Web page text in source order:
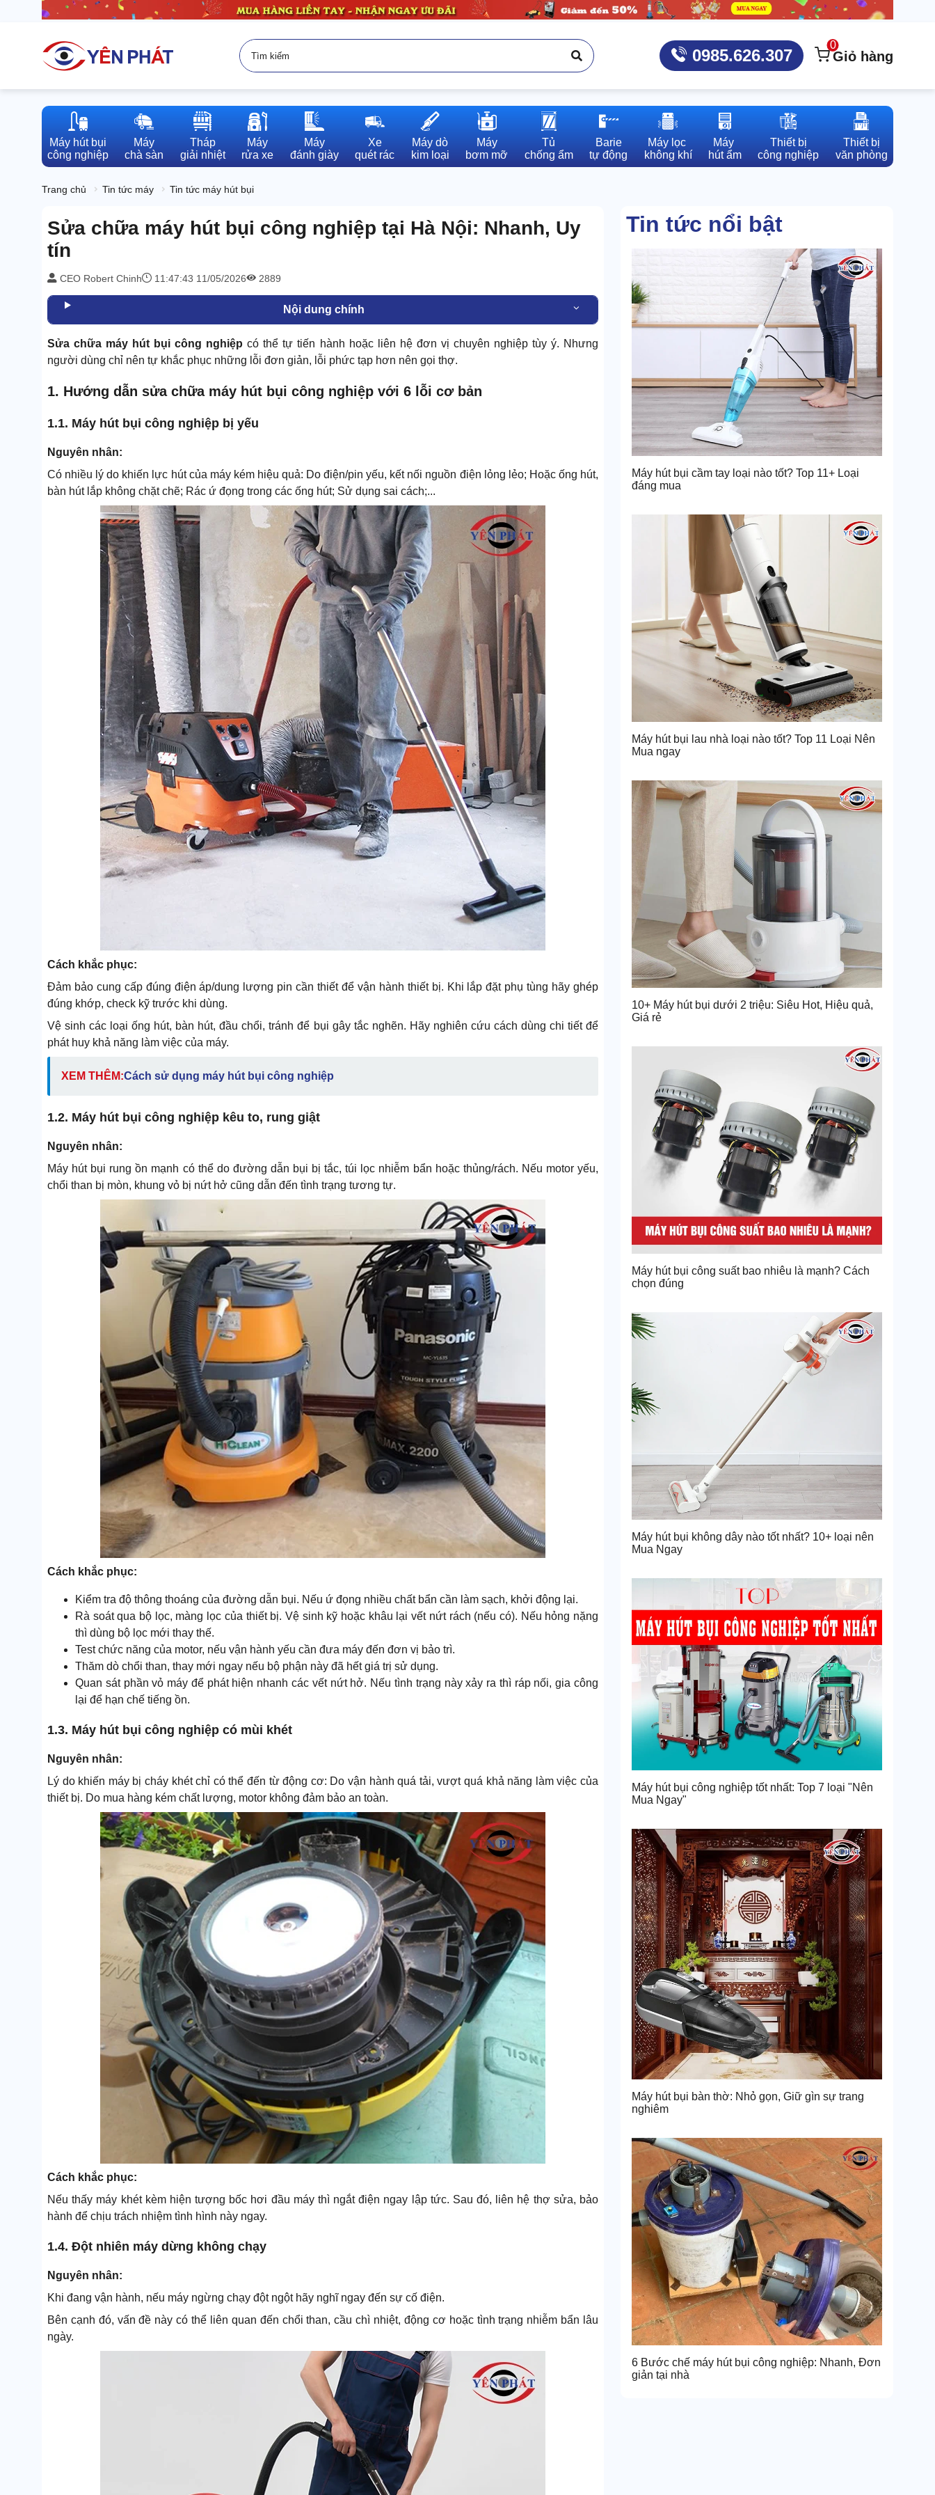
0985.626.307
0
Giỏ hàng
Máy hút bụi
công nghiệp
Máy
chà sàn
Tháp
giải nhiệt
Máy
rửa xe
Máy
đánh giày
Xe
quét rác
Máy dò
kim loại
Máy
bơm mỡ
Tủ
chống ẩm
Barie
tự động
Máy lọc
không khí
Máy
hút ẩm
Thiết bị
công nghiệp
Thiết bị
văn phòng
Trang chủ Tin tức máy Tin tức máy hút bụi
Sửa chữa máy hút bụi công nghiệp tại Hà Nội: Nhanh, Uy
tín
CEO Robert Chinh 11:47:43 11/05/2026 2889
Nội dung chính
Sửa chữa máy hút bụi công nghiệp có thể tự tiến hành hoặc liên hệ đơn vị chuyên nghiệp tùy ý. Nhưng
người dùng chỉ nên tự khắc phục những lỗi đơn giản, lỗi phức tạp hơn nên gọi thợ.
1. Hướng dẫn sửa chữa máy hút bụi công nghiệp với 6 lỗi cơ bản
1.1. Máy hút bụi công nghiệp bị yếu
Nguyên nhân:
Có nhiều lý do khiến lực hút của máy kém hiệu quả: Do điện/pin yếu, kết nối nguồn điện lỏng lẻo; Hoặc ống hút,
bàn hút lắp không chặt chẽ; Rác ứ đọng trong các ống hút; Sử dụng sai cách;...
Cách khắc phục:
Đảm bảo cung cấp đúng điện áp/dung lượng pin cần thiết để vận hành thiết bị. Khi lắp đặt phụ tùng hãy ghép
đúng khớp, check kỹ trước khi dùng.
Vệ sinh các loại ống hút, bàn hút, đầu chổi, tránh để bụi gây tắc nghẽn. Hãy nghiên cứu cách dùng chi tiết để
phát huy khả năng làm việc của máy.
XEM THÊM:Cách sử dụng máy hút bụi công nghiệp
1.2. Máy hút bụi công nghiệp kêu to, rung giật
Nguyên nhân:
Máy hút bụi rung ồn mạnh có thể do đường dẫn bụi bị tắc, túi lọc nhiễm bẩn hoặc thủng/rách. Nếu motor yếu,
chổi than bị mòn, khung vỏ bị nứt hở cũng dẫn đến tình trạng tương tự.
Cách khắc phục:
Kiểm tra độ thông thoáng của đường dẫn bụi. Nếu ứ đọng nhiều chất bẩn cần làm sạch, khởi động lại.
Rà soát qua bộ lọc, màng lọc của thiết bị. Vệ sinh kỹ hoặc khâu lại vết nứt rách (nếu có). Nếu hỏng nặng
thì dùng bộ lọc mới thay thế.
Test chức năng của motor, nếu vận hành yếu cần đưa máy đến đơn vị bảo trì.
Thăm dò chổi than, thay mới ngay nếu bộ phận này đã hết giá trị sử dụng.
Quan sát phần vỏ máy để phát hiện nhanh các vết nứt hở. Nếu tình trạng này xảy ra thì ráp nối, gia công
lại để hạn chế tiếng ồn.
1.3. Máy hút bụi công nghiệp có mùi khét
Nguyên nhân:
Lý do khiến máy bị cháy khét chỉ có thể đến từ động cơ: Do vận hành quá tải, vượt quá khả năng làm việc của
thiết bị. Do mua hàng kém chất lượng, motor không đảm bảo an toàn.
Cách khắc phục:
Nếu thấy máy khét kèm hiện tượng bốc hơi đầu máy thì ngắt điện ngay lập tức. Sau đó, liên hệ thợ sửa, bảo
hành để chịu trách nhiệm tình hình này ngay.
1.4. Đột nhiên máy dừng không chạy
Nguyên nhân:
Khi đang vận hành, nếu máy ngừng chạy đột ngột hãy nghĩ ngay đến sự cố điện.
Bên cạnh đó, vấn đề này có thể liên quan đến chổi than, cầu chì nhiệt, động cơ hoặc tình trạng nhiễm bẩn lâu
ngày.
Tin tức nổi bật
Máy hút bụi cầm tay loại nào tốt? Top 11+ Loại
đáng mua
Máy hút bụi lau nhà loại nào tốt? Top 11 Loại Nên
Mua ngay
10+ Máy hút bụi dưới 2 triệu: Siêu Hot, Hiệu quả,
Giá rẻ
Máy hút bụi công suất bao nhiêu là mạnh? Cách
chọn đúng
Máy hút bụi không dây nào tốt nhất? 10+ loại nên
Mua Ngay
Máy hút bụi công nghiệp tốt nhất: Top 7 loại "Nên
Mua Ngay"
Máy hút bụi bàn thờ: Nhỏ gọn, Giữ gìn sự trang
nghiêm
6 Bước chế máy hút bụi công nghiệp: Nhanh, Đơn
giản tại nhà